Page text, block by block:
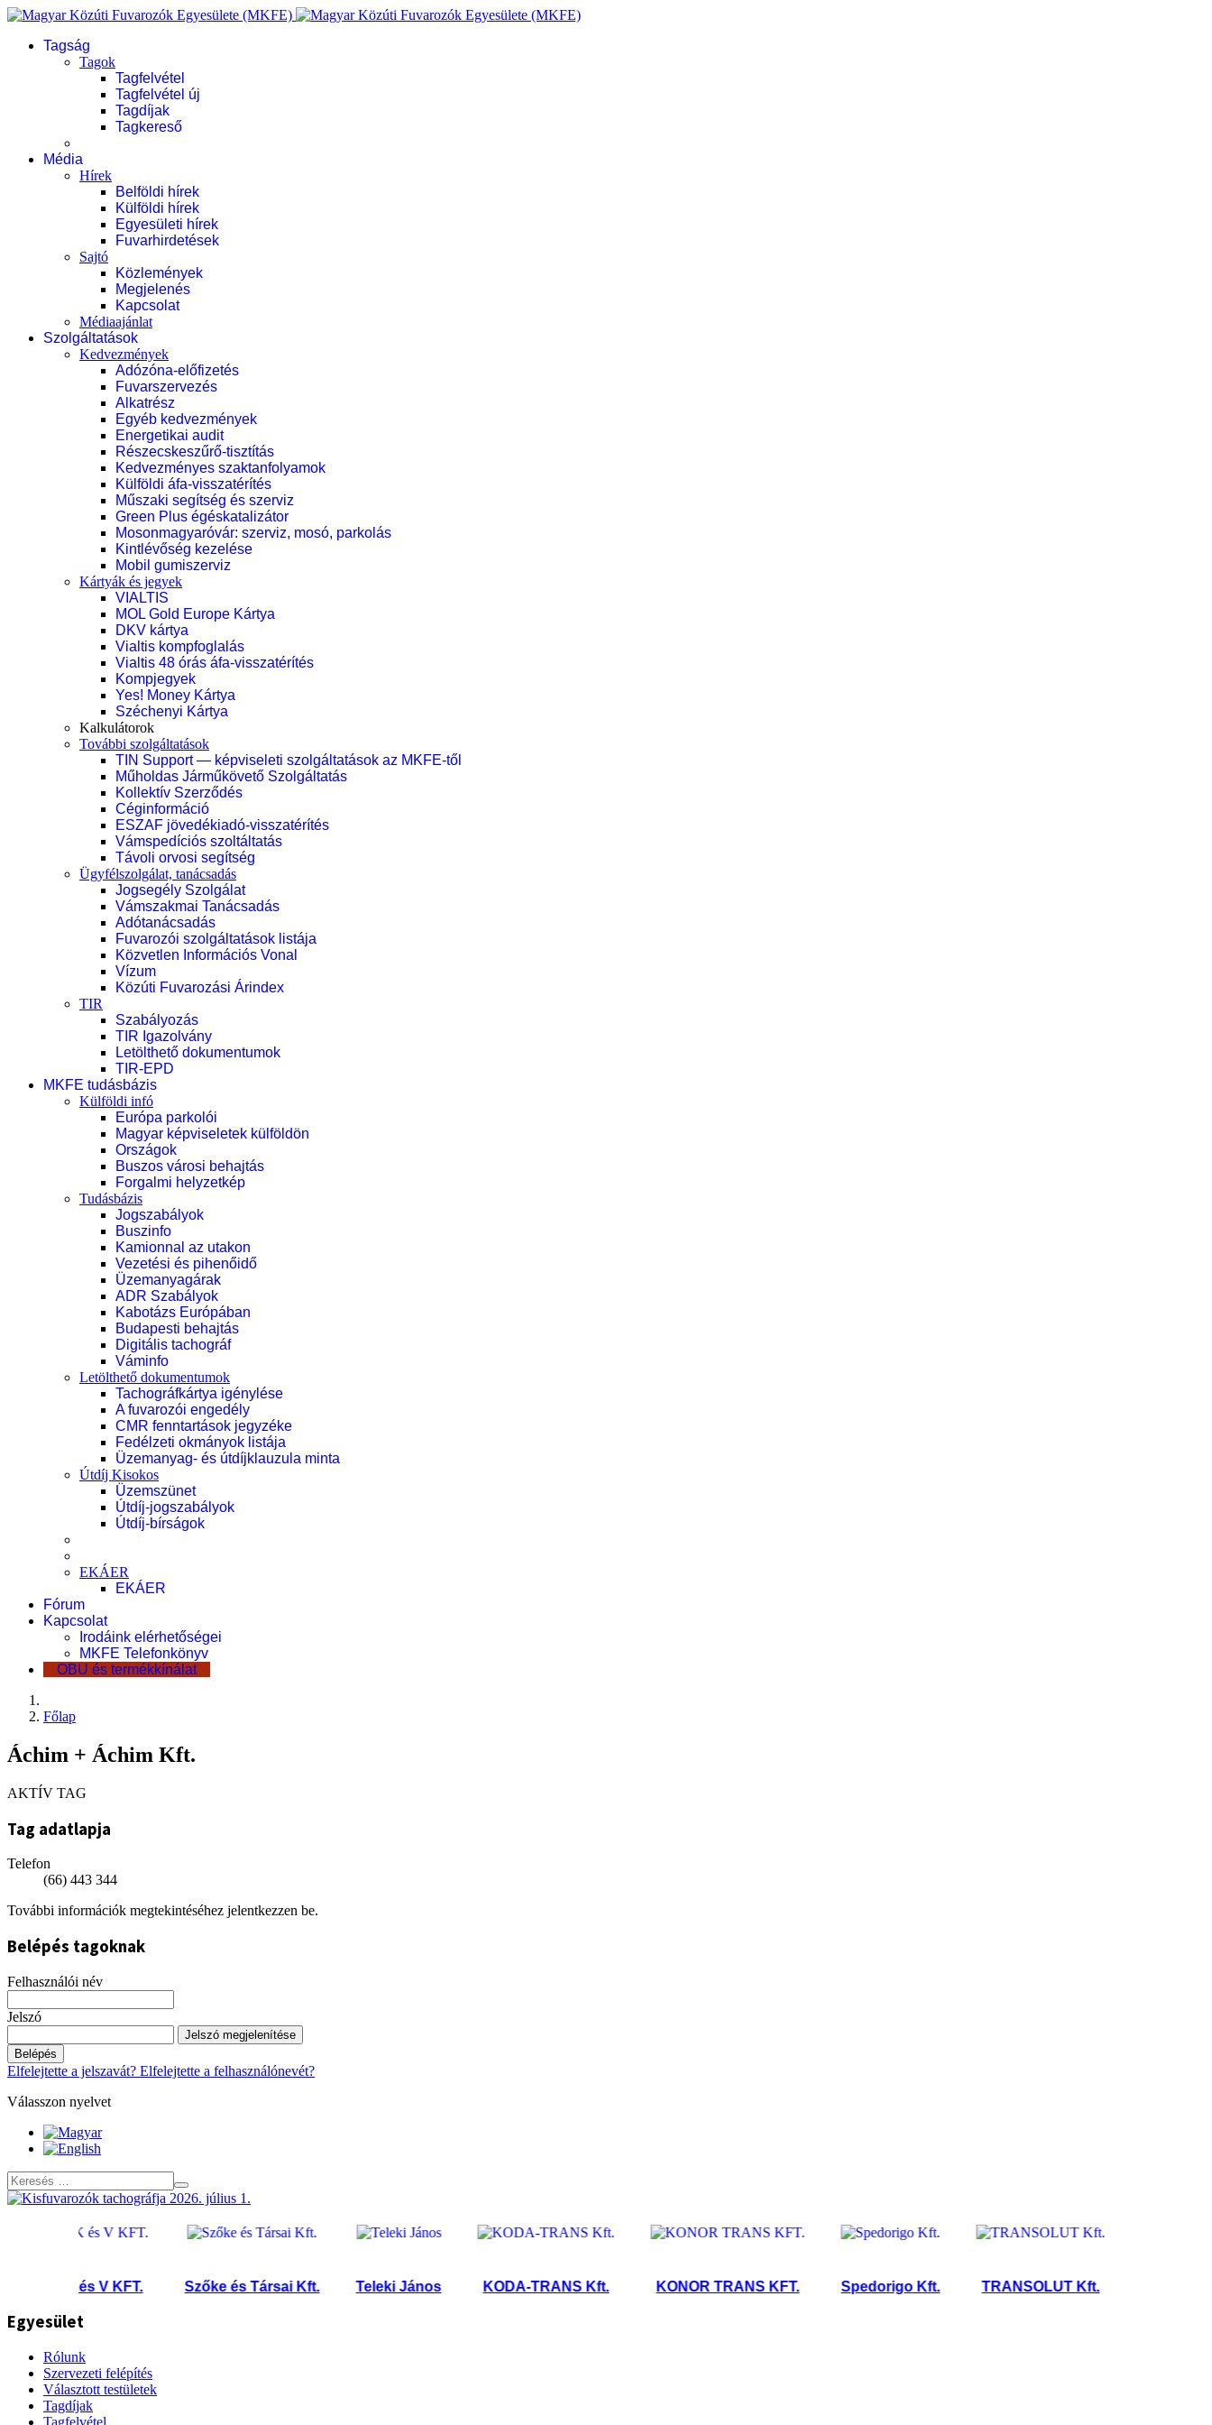
Tagság
Tagok
Tagfelvétel
Tagfelvétel új
Tagdíjak
Tagkereső
Média
Hírek
Belföldi hírek
Külföldi hírek
Egyesületi hírek
Fuvarhirdetések
Sajtó
Közlemények
Megjelenés
Kapcsolat
Médiaajánlat
Szolgáltatások
Kedvezmények
Adózóna-előfizetés
Fuvarszervezés
Alkatrész
Egyéb kedvezmények
Energetikai audit
Részecskeszűrő-tisztítás
Kedvezményes szaktanfolyamok
Külföldi áfa-visszatérítés
Műszaki segítség és szerviz
Green Plus égéskatalizátor
Mosonmagyaróvár: szerviz, mosó, parkolás
Kintlévőség kezelése
Mobil gumiszerviz
Kártyák és jegyek
VIALTIS
MOL Gold Europe Kártya
DKV kártya
Vialtis kompfoglalás
Vialtis 48 órás áfa-visszatérítés
Kompjegyek
Yes! Money Kártya
Széchenyi Kártya
Kalkulátorok
További szolgáltatások
TIN Support — képviseleti szolgáltatások az MKFE-től
Műholdas Járműkövető Szolgáltatás
Kollektív Szerződés
Céginformáció
ESZAF jövedékiadó-visszatérítés
Vámspedíciós szoltáltatás
Távoli orvosi segítség
Ügyfélszolgálat, tanácsadás
Jogsegély Szolgálat
Vámszakmai Tanácsadás
Adótanácsadás
Fuvarozói szolgáltatások listája
Közvetlen Információs Vonal
Vízum
Közúti Fuvarozási Árindex
TIR
Szabályozás
TIR Igazolvány
Letölthető dokumentumok
TIR-EPD
MKFE tudásbázis
Külföldi infó
Európa parkolói
Magyar képviseletek külföldön
Országok
Buszos városi behajtás
Forgalmi helyzetkép
Tudásbázis
Jogszabályok
Buszinfo
Kamionnal az utakon
Vezetési és pihenőidő
Üzemanyagárak
ADR Szabályok
Kabotázs Európában
Budapesti behajtás
Digitális tachográf
Váminfo
Letölthető dokumentumok
Tachográfkártya igénylése
A fuvarozói engedély
CMR fenntartások jegyzéke
Fedélzeti okmányok listája
Üzemanyag- és útdíjklauzula minta
Útdíj Kisokos
Üzemszünet
Útdíj-jogszabályok
Útdíj-bírságok
EKÁER
EKÁER
Fórum
Kapcsolat
Irodáink elérhetőségei
MKFE Telefonkönyv
OBU és termékkínálat
Főlap
Áchim + Áchim Kft.
AKTÍV TAG
Tag adatlapja
Telefon
(66) 443 344
További információk megtekintéséhez jelentkezzen be.
Belépés tagoknak
Felhasználói név
Jelszó
Jelszó megjelenítése
Belépés
Elfelejtette a jelszavát? Elfelejtette a felhasználónevét?
Válasszon nyelvet
K és V KFT. Szőke és Társai Kft. Teleki János KODA-TRANS Kft. KONOR TRANS KFT. Spedorigo Kft. TRANSOLUT Kft.
Egyesület
Rólunk
Szervezeti felépítés
Választott testületek
Tagdíjak